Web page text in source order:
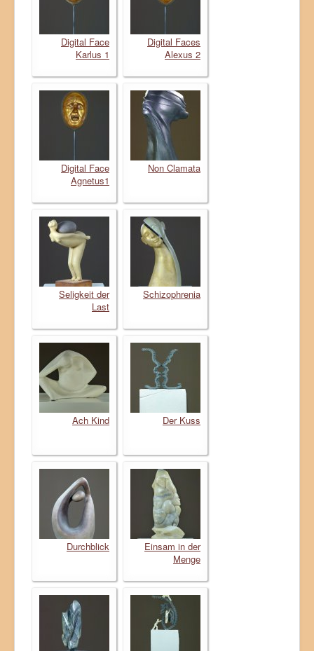
Digital Face
Karlus 1
Digital Faces
Alexus 2
Digital Face
Agnetus1
Non Clamata
Seligkeit der
Last
Schizophrenia
Ach Kind Der Kuss
Durchblick
Einsam in der
Menge